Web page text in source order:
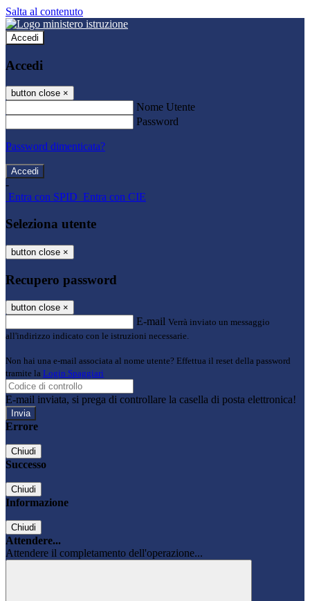
Salta al contenuto
Accedi
Accedi
button close ×
Nome Utente
Password
Password dimenticata?
-
Entra con SPID Entra con CIE
Seleziona utente
button close ×
Recupero password
button close ×
E-mail Verrà inviato un messaggio
all'indirizzo indicato con le istruzioni necessarie.
Non hai una e-mail associata al nome utente? Effettua il reset della password
tramite la Login Spaggiari
E-mail inviata, si prega di controllare la casella di posta elettronica!
Errore
Chiudi
Successo
Chiudi
Informazione
Chiudi
Attendere...
Attendere il completamento dell'operazione...